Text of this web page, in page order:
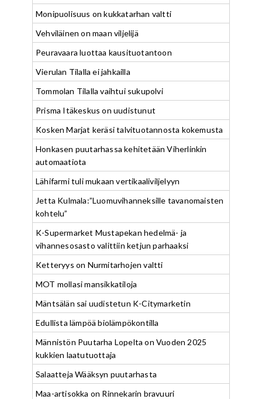
Monipuolisuus on kukkatarhan valtti
Vehviläinen on maan viljelijä
Peuravaara luottaa kausituotantoon
Vierulan Tilalla ei jahkailla
Tommolan Tilalla vaihtui sukupolvi
Prisma Itäkeskus on uudistunut
Kosken Marjat keräsi talvituotannosta kokemusta
Honkasen puutarhassa kehitetään Viherlinkin
automaatiota
Lähifarmi tuli mukaan vertikaaliviljelyyn
Jetta Kulmala:”Luomuvihanneksille tavanomaisten
kohtelu”
K-Supermarket Mustapekan hedelmä- ja
vihannesosasto valittiin ketjun parhaaksi
Ketteryys on Nurmitarhojen valtti
MOT mollasi mansikkatiloja
Mäntsälän sai uudistetun K-Citymarketin
Edullista lämpöä biolämpökontilla
Männistön Puutarha Lopelta on Vuoden 2025
kukkien laatutuottaja
Salaatteja Wääksyn puutarhasta
Maa-artisokka on Rinnekarin bravuuri